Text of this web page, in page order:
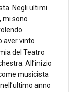
Negli ultimi
mi sono
aver vinto
del Teatro
All’inizio
musicista
anno